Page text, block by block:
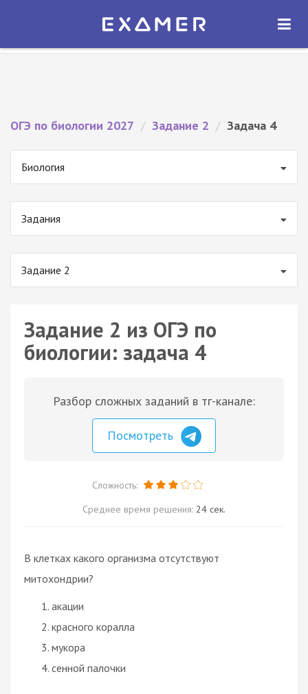
Экзамер — ЕГЭ 2027
ОТКРЫТЬ
ОГЭ по биологии 2027 / Задание 2 / Задача 4
Биология
Задания
Задание 2
Задание 2 из ОГЭ по
биологии: задача 4
Разбор сложных заданий в тг-канале:
Посмотреть
Сложность:
Среднее время решения: 24 сек.
В клетках какого организма отсутствуют
митохондрии?
акации
красного коралла
мукора
сенной палочки